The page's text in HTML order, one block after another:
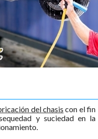
del chasis con el fin
y suciedad en la